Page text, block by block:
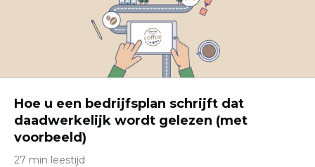
Hoe u een bedrijfsplan schrijft dat
daadwerkelijk wordt gelezen (met
voorbeeld)
27 min leestijd